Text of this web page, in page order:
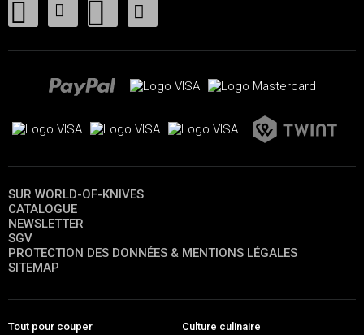
SUR WORLD-OF-KNIVES
CATALOGUE
NEWSLETTER
SGV
PROTECTION DES DONNÉES & MENTIONS LÉGALES
SITEMAP
Tout pour couper Culture culinaire